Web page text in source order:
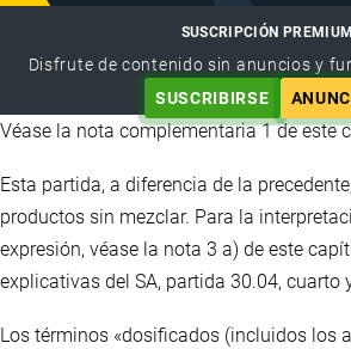
SUSCRIPCIÓN PREMIUM
Disfrute de contenido sin anuncios y
SUSCRIBIRSE
Véase la nota complementaria 1 de este
Esta partida, a diferencia de la
productos sin mezclar. Para la
expresión, véase la nota 3 a) de este
explicativas del SA, partida 30.04, cuarto
Los términos «dosificados (incluidos los